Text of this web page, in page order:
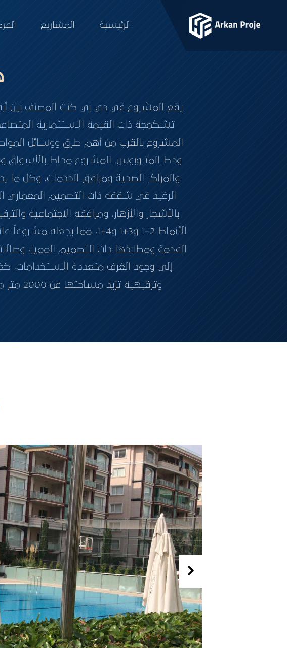
الرئيسية المشاريع
يقع المشروع في حي بي كنت المصنف بين
تشكمجة ذات القيمة الاستثمارية
وخط المتروبوس. المشروع محاط بالأسواق
والمراكز الصحية ومرافق الخدمات، وكل
الرغيد في شققه ذات التصميم المعماري
بالأشجار والأزهار، ومرافقه الاجتماعية
الأنماط 2+1 و3+1 و4+1،
الفخمة ومطابخها ذات التصميم المميز،
إلى وجود الغرف متعددة الاستخدامات،
وترفيهية تزيد مساحتها عن 2000 متر مربع، مما يجعله واحداً من أغنى المشاريع بمرافق الخدمات المتنوعة.